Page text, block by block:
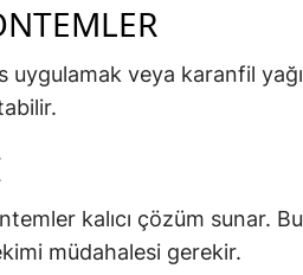
veya karanfil yağı
kalıcı çözüm sunar. Bu
müdahalesi gerekir.